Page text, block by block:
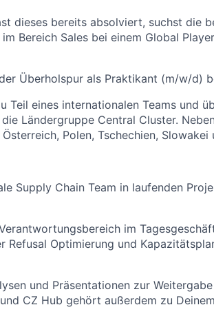
dieses bereits absolviert, suchst die
Bereich Sales bei einem Global
Überholspur als Praktikant (m/w/d)
Teil eines internationalen Teams und
Ländergruppe Central Cluster.
Polen, Tschechien,
Supply Chain Team in laufenden
im
Refusal Optimierung und
und Präsentationen zur
CZ Hub gehört außerdem zu